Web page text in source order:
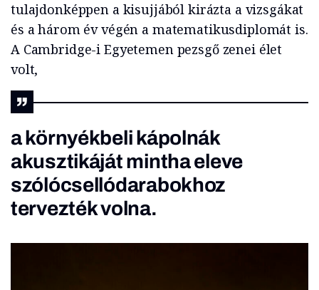
tulajdonképpen a kisujjából kirázta a vizsgákat
és a három év végén a matematikusdiplomát is.
A Cambridge-i Egyetemen pezsgő zenei élet
volt,
a környékbeli kápolnák
akusztikáját mintha eleve
szólócsellódarabokhoz
tervezték volna.